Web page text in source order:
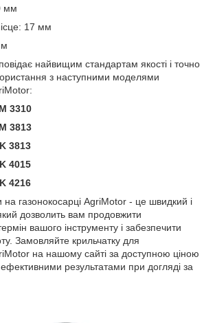
мм
17 мм
найвищим стандартам якості і точно
з наступними моделями
3310
3813
3813
4015
4216
на газонокосарці AgriMotor - це швидкий і
дозволить вам продовжити
вашого інструменту і забезпечити
Замовляйте крильчатку для
на нашому сайті за доступною ціною
результатами при догляді за